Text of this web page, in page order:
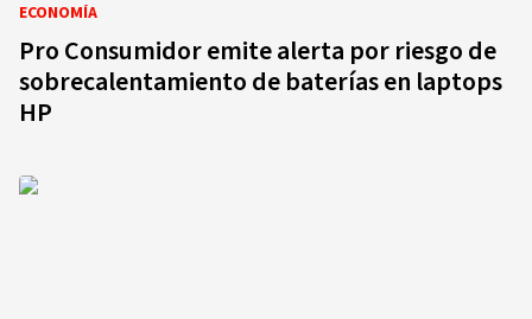
ECONOMÍA
Pro Consumidor emite alerta por riesgo de
sobrecalentamiento de baterías en laptops
HP